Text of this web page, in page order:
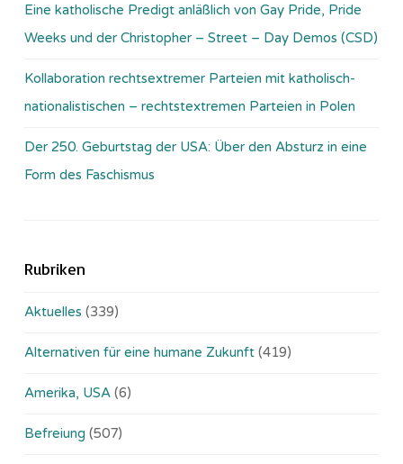
Eine katholische Predigt anläßlich von Gay Pride, Pride
Weeks und der Christopher – Street – Day Demos (CSD)
Kollaboration rechtsextremer Parteien mit katholisch-
nationalistischen – rechtstextremen Parteien in Polen
Der 250. Geburtstag der USA: Über den Absturz in eine
Form des Faschismus
Rubriken
Aktuelles (339)
Alternativen für eine humane Zukunft (419)
Amerika, USA (6)
Befreiung (507)